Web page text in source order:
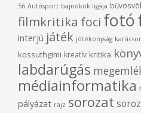
56 Autósport bajnokok ligája
filmkritika foci fotó
interjú játék jótékonyság
kossuthgimi kreatív kritika
labdarúgás
médiainformatika
pályázat rajz sorozat